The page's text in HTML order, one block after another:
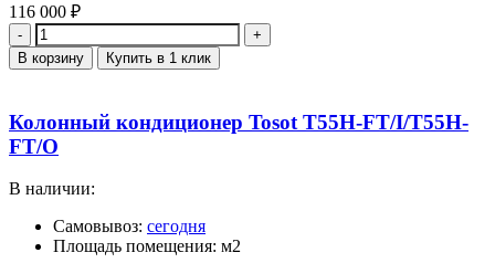
116 000 ₽
Количество
В корзину Купить в 1 клик
Колонный кондиционер Tosot Т55H-FT/I/Т55H-
FT/O
В наличии:
Самовывоз: сегодня
Площадь помещения: м2